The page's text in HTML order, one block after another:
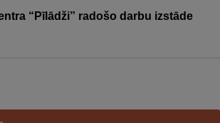
“Pīlādži” radošo darbu izstāde